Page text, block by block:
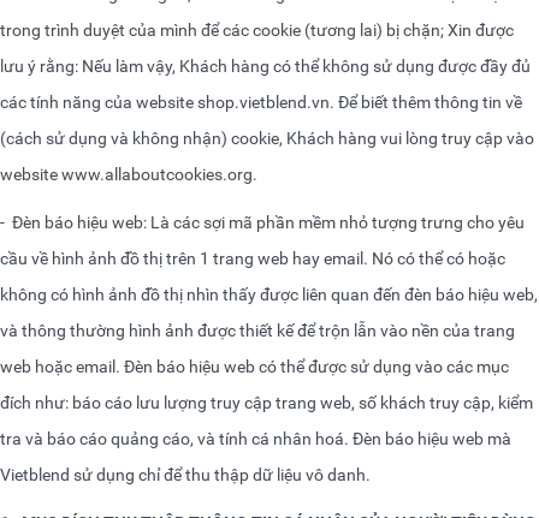
trong trình duyệt của mình để các cookie (tương lai) bị chặn; Xin được
lưu ý rằng: Nếu làm vậy, Khách hàng có thể không sử dụng được đầy đủ
các tính năng của websiteshop.vietblend.vn. Để biết thêm thông tin về
(cách sử dụng và không nhận) cookie, Khách hàng vui lòng truy cập vào
websitewww.allaboutcookies.org.
- Đèn báo hiệu web: Là các sợi mã phần mềm nhỏ tượng trưng cho yêu
cầu về hình ảnh đồ thị trên 1 trang web hay email. Nó có thể có hoặc
không có hình ảnh đồ thị nhìn thấy được liên quan đến đèn báo hiệu web,
và thông thường hình ảnh được thiết kế để trộn lẫn vào nền của trang
web hoặc email. Đèn báo hiệu web có thể được sử dụng vào các mục
đích như: báo cáo lưu lượng truy cập trang web, số khách truy cập, kiểm
tra và báo cáo quảng cáo, và tính cá nhân hoá. Đèn báo hiệu web mà
Vietblend sử dụng chỉ để thu thập dữ liệu vô danh.